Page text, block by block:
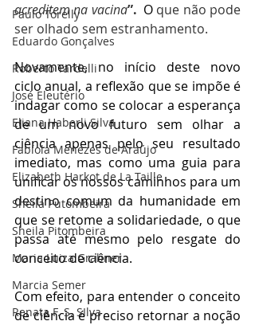
Paulo Torelly
Eduardo Gonçalves
Roberto Tardelli
José Eleutério
Eliana Haberli Silva
Fabíola Menezes de Araújo
Elizabeth Harkot de La Taille
Sheila Putombeira
Sheila Pitombeira
Maria Luiza Grabner
Marcia Semer
Renata F. S. SIlva
acreditem na vacina”. O que não pode
ser olhado sem estranhamento.
Novamente, no início deste novo
ciclo anual, a reflexão que se impõe é
indagar como se colocar a esperança
de um novo futuro sem olhar a
ciência apenas pelo seu resultado
imediato, mas como uma guia para
unificar os nossos caminhos para um
destino comum da humanidade em
que se retome a solidariedade, o que
passa até mesmo pelo resgate do
conceito de ciência.
Com efeito, para entender o conceito
de ciência é preciso retornar a noção